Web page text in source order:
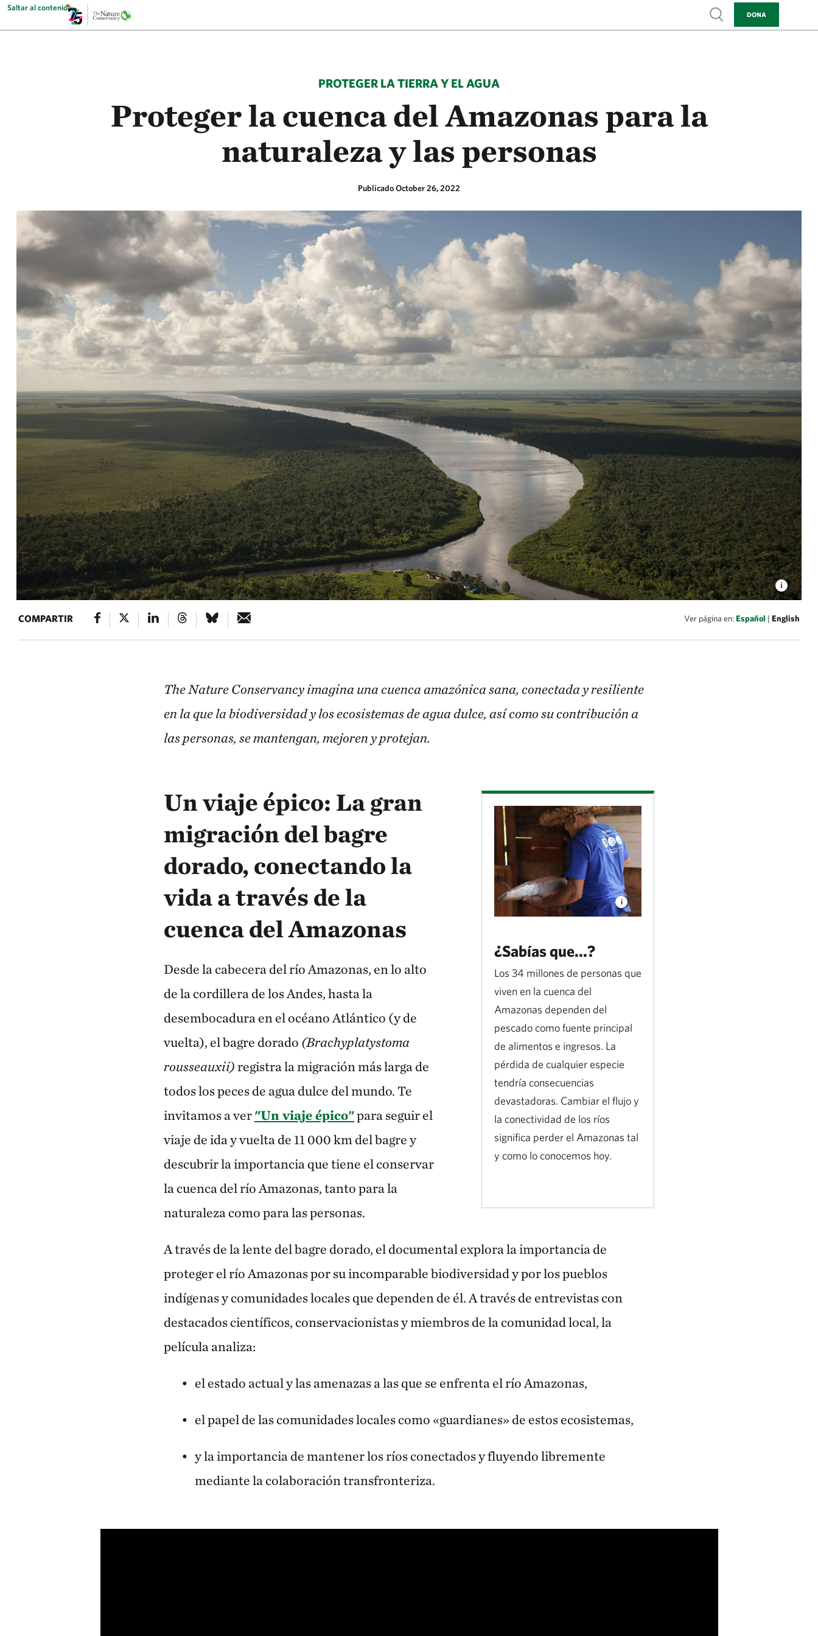
Saltar al contenido
Show search
DONA
PROTEGER LA TIERRA Y EL AGUA
Proteger la cuenca del Amazonas para la
naturaleza y las personas
Publicado October 26, 2022
COMPARTIR Ver página en:Español | English
The Nature Conservancy imagina una cuenca amazónica sana, conectada y resiliente
en la que la biodiversidad y los ecosistemas de agua dulce, así como su contribución a
las personas, se mantengan, mejoren y protejan.
¿Sabías que...?
Los 34 millones de personas que
viven en la cuenca del
Amazonas dependen del
pescado como fuente principal
de alimentos e ingresos. La
pérdida de cualquier especie
tendría consecuencias
devastadoras. Cambiar el flujo y
la conectividad de los ríos
significa perder el Amazonas tal
y como lo conocemos hoy.
Un viaje épico: La gran
migración del bagre
dorado, conectando la
vida a través de la
cuenca del Amazonas
Desde la cabecera del río Amazonas, en lo alto
de la cordillera de los Andes, hasta la
desembocadura en el océano Atlántico (y de
vuelta), el bagre dorado (Brachyplatystoma
rousseauxii)registra la migración más larga de
todos los peces de agua dulce del mundo. Te
invitamos a ver"Un viaje épico"para seguir el
viaje de ida y vuelta de 11 000 km del bagre y
descubrir la importancia que tiene el conservar
la cuenca del río Amazonas, tanto para la
naturaleza como para las personas.
A través de la lente del bagre dorado, el documental explora la importancia de
proteger el río Amazonas por su incomparable biodiversidad y por los pueblos
indígenas y comunidades locales que dependen de él. A través de entrevistas con
destacados científicos, conservacionistas y miembros de la comunidad local, la
película analiza:
el estado actual y las amenazas a las que se enfrenta el río Amazonas,
el papel de las comunidades locales como «guardianes» de estos ecosistemas,
y la importancia de mantener los ríos conectados y fluyendo libremente
mediante la colaboración transfronteriza.